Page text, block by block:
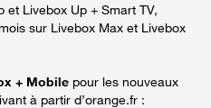
et Livebox Up + Smart TV,
sur Livebox Max et Livebox
+ Mobile pour les nouveaux
à partir d’orange.fr :